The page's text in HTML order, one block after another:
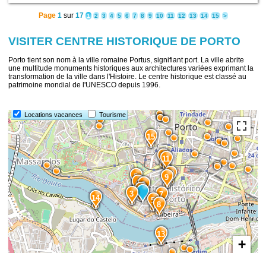
Page 1sur 17 1 2 3 4 5 6 7 8 9 10 11 12 13 14 15 >
VISITER CENTRE HISTORIQUE DE PORTO
Porto tient son nom à la ville romaine Portus, signifiant port. La ville abrite
une multitude monuments historiques aux architectures variées exprimant la
transformation de la ville dans l'Histoire. Le centre historique est classé au
patrimoine mondial de l'UNESCO depuis 1996.
Locations vacances Tourisme
15
14
13
1211
10
9
8
7
6
5
4
3
2
1
+